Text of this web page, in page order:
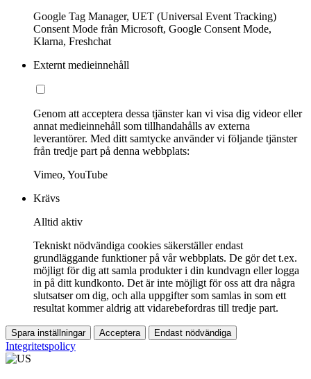
Google Tag Manager, UET (Universal Event Tracking)
Consent Mode från Microsoft, Google Consent Mode,
Klarna, Freshchat
Externt medieinnehåll
Genom att acceptera dessa tjänster kan vi visa dig videor eller
annat medieinnehåll som tillhandahålls av externa
leverantörer. Med ditt samtycke använder vi följande tjänster
från tredje part på denna webbplats:
Vimeo, YouTube
Krävs
Alltid aktiv
Tekniskt nödvändiga cookies säkerställer endast
grundläggande funktioner på vår webbplats. De gör det t.ex.
möjligt för dig att samla produkter i din kundvagn eller logga
in på ditt kundkonto. Det är inte möjligt för oss att dra några
slutsatser om dig, och alla uppgifter som samlas in som ett
resultat kommer aldrig att vidarebefordras till tredje part.
Spara inställningar Acceptera Endast nödvändiga
Integritetspolicy